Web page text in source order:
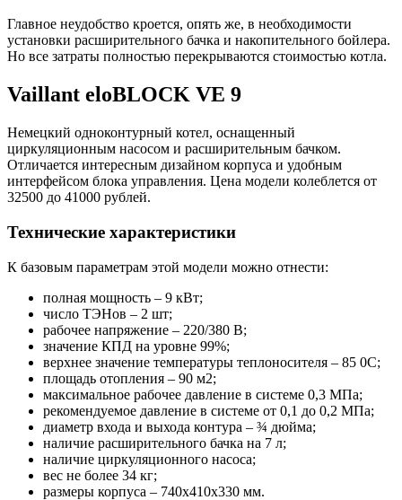
Главное неудобство кроется, опять же, в необходимости
установки расширительного бачка и накопительного бойлера.
Но все затраты полностью перекрываются стоимостью котла.
Vaillant eloBLOCK VE 9
Немецкий одноконтурный котел, оснащенный
циркуляционным насосом и расширительным бачком.
Отличается интересным дизайном корпуса и удобным
интерфейсом блока управления. Цена модели колеблется от
32500 до 41000 рублей.
Технические характеристики
К базовым параметрам этой модели можно отнести:
полная мощность – 9 кВт;
число ТЭНов – 2 шт;
рабочее напряжение – 220/380 В;
значение КПД на уровне 99%;
верхнее значение температуры теплоносителя – 85 0С;
площадь отопления – 90 м2;
максимальное рабочее давление в системе 0,3 МПа;
рекомендуемое давление в системе от 0,1 до 0,2 МПа;
диаметр входа и выхода контура – ¾ дюйма;
наличие расширительного бачка на 7 л;
наличие циркуляционного насоса;
вес не более 34 кг;
размеры корпуса – 740х410х330 мм.